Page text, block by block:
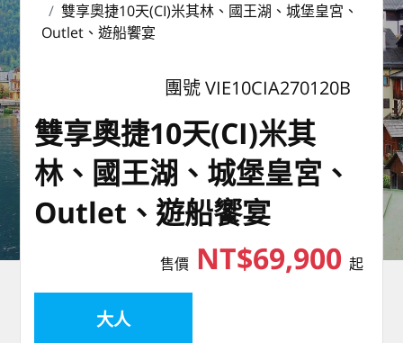
雙享奧捷10天(CI)米其林、國王湖、城堡皇宮、
Outlet、遊船饗宴
團號 VIE10CIA270120B
雙享奧捷10天(CI)米其
林、國王湖、城堡皇宮、
Outlet、遊船饗宴
售價NT$69,900 起
大人